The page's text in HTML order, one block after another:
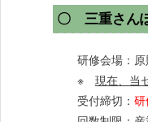
〇 三重さん
研修会場：
※ 現在、当
受付締切：